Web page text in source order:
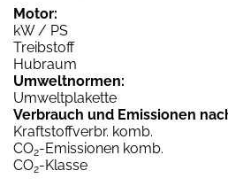
Motor:
kW / PS
Treibstoff
Hubraum
Umweltnormen:
Umweltplakette
Verbrauch und Emissionen
Kraftstoffverbr. komb.
CO2-Emissionen komb.
CO2-Klasse